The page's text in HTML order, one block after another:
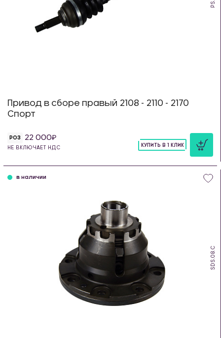
Привод в сборе правый 2108 - 2110 - 2170
Спорт
РОЗ 22 000
НЕ ВКЛЮЧАЕТ НДС
КУПИТЬ В 1 КЛИК
SDS.08.C
в наличии